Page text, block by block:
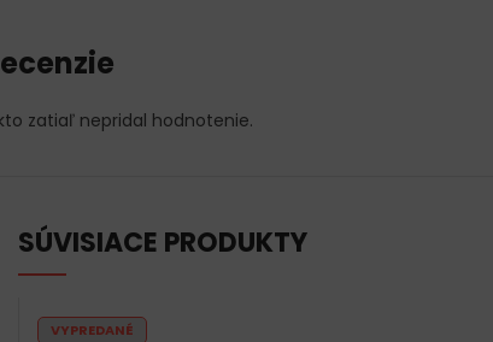
zatiaľ nepridal hodnotenie.
SÚVISIACE PRODUKTY
VYPREDANÉ